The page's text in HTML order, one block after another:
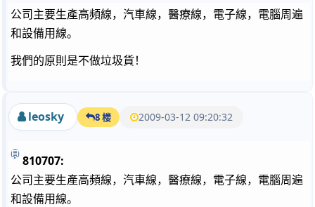
公司主要生產高頻線，汽車線，醫療線，電子線，電腦周遍
和設備用線。
我們的原則是不做垃圾貨！
leosky 8 楼 2009-03-12 09:20:32
810707:
公司主要生產高頻線，汽車線，醫療線，電子線，電腦周遍
和設備用線。